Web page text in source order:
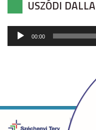
USZÓDI
Audió
lejátszó
00:00
Copyright © 2026